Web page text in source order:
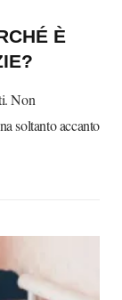
È
Non
soltanto accanto